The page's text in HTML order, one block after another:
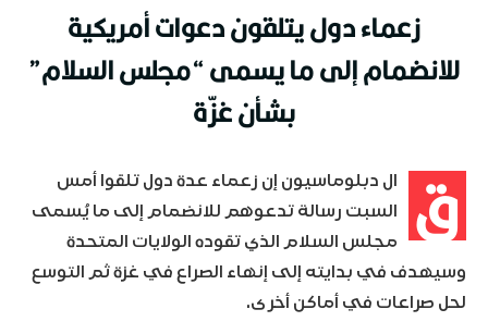
زعماء دول يتلقون دعوات أمريكية
للانضمام إلى ما يسمى “مجلس السلام”
بشأن غزّة
ق
ال دبلوماسيون إن زعماء عدة دول تلقوا أمس
السبت رسالة تدعوهم للانضمام إلى ما يُسمى
مجلس السلام الذي تقوده الولايات المتحدة
وسيهدف في بدايته إلى إنهاء الصراع في غزة ثم التوسع
لحل صراعات في أماكن أخرى.